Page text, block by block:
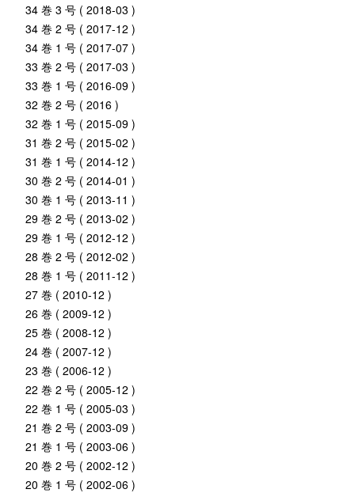
34 巻 3 号 ( 2018-03 )
34 巻 2 号 ( 2017-12 )
34 巻 1 号 ( 2017-07 )
33 巻 2 号 ( 2017-03 )
33 巻 1 号 ( 2016-09 )
32 巻 2 号 ( 2016 )
32 巻 1 号 ( 2015-09 )
31 巻 2 号 ( 2015-02 )
31 巻 1 号 ( 2014-12 )
30 巻 2 号 ( 2014-01 )
30 巻 1 号 ( 2013-11 )
29 巻 2 号 ( 2013-02 )
29 巻 1 号 ( 2012-12 )
28 巻 2 号 ( 2012-02 )
28 巻 1 号 ( 2011-12 )
27 巻 ( 2010-12 )
26 巻 ( 2009-12 )
25 巻 ( 2008-12 )
24 巻 ( 2007-12 )
23 巻 ( 2006-12 )
22 巻 2 号 ( 2005-12 )
22 巻 1 号 ( 2005-03 )
21 巻 2 号 ( 2003-09 )
21 巻 1 号 ( 2003-06 )
20 巻 2 号 ( 2002-12 )
20 巻 1 号 ( 2002-06 )